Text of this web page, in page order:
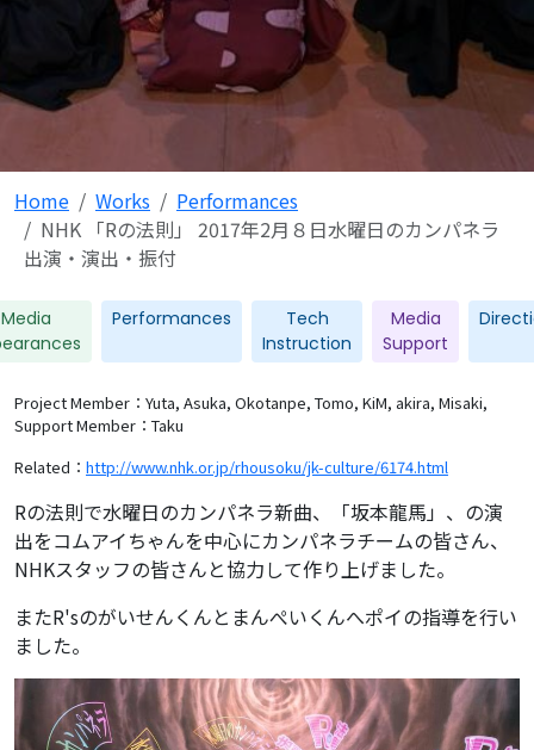
Home Works
Performances
NHK 「Rの法則」 2017年2月８日水曜日のカンパネラ
出演・演出・振付
Media
Performances
Tech
Instruction
Media
Support
Project Member：Yuta, Asuka, Okotanpe, Tomo, KiM, akira, Misaki,
Support Member：Taku
Related： http://www.nhk.or.jp/rhousoku/jk-culture/6174.html
Rの法則で水曜日のカンパネラ新曲、「坂本龍馬」、の演
出をコムアイちゃんを中心にカンパネラチームの皆さん、
NHKスタッフの皆さんと協力して作り上げました。
またR'sのがいせんくんとまんぺいくんへポイの指導を行い
ました。